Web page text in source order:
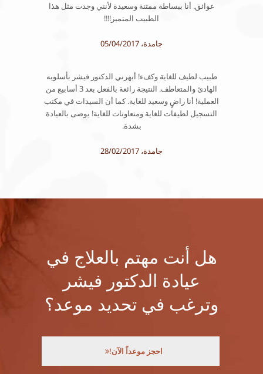
عوائق. أنا ببساطة ممتنة وسعيدة لأنني وجدت مثل هذا
الطبيب المتميز!!!!
جامدة، 05/04/2017
طبيب لطيف للغاية وكفء! أبهرني الدكتور فيشر بأسلوبه
الهادئ والمتعاطف. النتيجة رائعة بالفعل بعد 3 أسابيع من
العملية! أنا راضٍ وسعيد للغاية. كما أن السيدات في مكتب
التسجيل لطيفات للغاية ومتعاونات للغاية! يوصى بالعيادة
بشدة.
جامدة، 28/02/2017
هل أنت مهتم بالعلاج في
عيادة الدكتور فيشر
وترغب في تحديد موعد؟
احجز موعداً الآن!